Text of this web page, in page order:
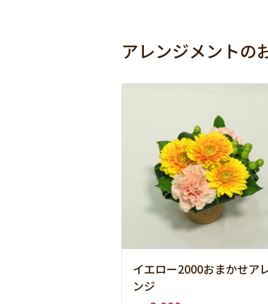
アレンジメントの
イエロー2000おまかせア
ンジ